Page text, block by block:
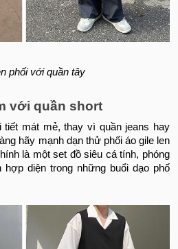
phối với quần tây
với quần short
tiết mát mẻ, thay vì quần jeans hay
hãy mạnh dạn thử phối áo gile len
là một set đồ siêu cá tính, phóng
diện trong những buổi dạo phố